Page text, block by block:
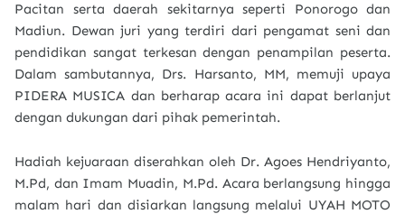
Pacitan serta daerah sekitarnya seperti Ponorogo dan
Madiun. Dewan juri yang terdiri dari pengamat seni dan
pendidikan sangat terkesan dengan penampilan peserta.
Dalam sambutannya, Drs. Harsanto, MM, memuji upaya
PIDERA MUSICA dan berharap acara ini dapat berlanjut
dengan dukungan dari pihak pemerintah.
Hadiah kejuaraan diserahkan oleh Dr. Agoes Hendriyanto,
M.Pd, dan Imam Muadin, M.Pd. Acara berlangsung hingga
malam hari dan disiarkan langsung melalui UYAH MOTO